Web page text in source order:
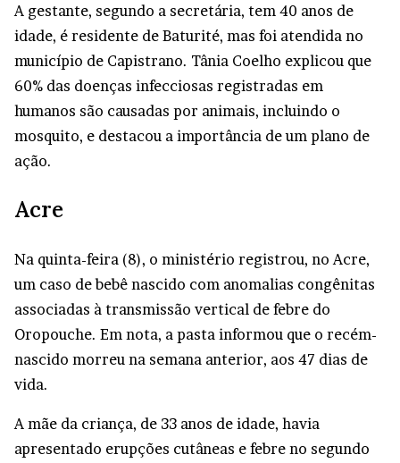
A gestante, segundo a secretária, tem 40 anos de
idade, é residente de Baturité, mas foi atendida no
município de Capistrano. Tânia Coelho explicou que
60% das doenças infecciosas registradas em
humanos são causadas por animais, incluindo o
mosquito, e destacou a importância de um plano de
ação.
Acre
Na quinta-feira (8), o ministério registrou, no Acre,
um caso de bebê nascido com anomalias congênitas
associadas à transmissão vertical de febre do
Oropouche. Em nota, a pasta informou que o recém-
nascido morreu na semana anterior, aos 47 dias de
vida.
A mãe da criança, de 33 anos de idade, havia
apresentado erupções cutâneas e febre no segundo